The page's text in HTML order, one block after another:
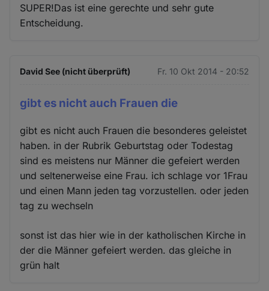
SUPER!Das ist eine gerechte und sehr gute
Entscheidung.
David See (nicht überprüft) Fr. 10 Okt 2014 - 20:52
gibt es nicht auch Frauen die
gibt es nicht auch Frauen die besonderes geleistet
haben. in der Rubrik Geburtstag oder Todestag
sind es meistens nur Männer die gefeiert werden
und seltenerweise eine Frau. ich schlage vor 1Frau
und einen Mann jeden tag vorzustellen. oder jeden
tag zu wechseln
sonst ist das hier wie in der katholischen Kirche in
der die Männer gefeiert werden. das gleiche in
grün halt